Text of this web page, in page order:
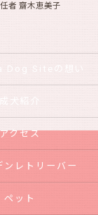
者 齋木恵美子
Dog Siteの想い
成犬紹介
アクセス
ンレトリーバー
ペット